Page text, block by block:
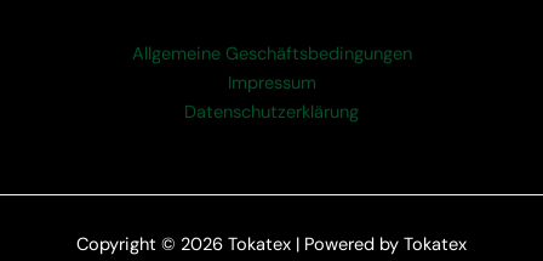
Allgemeine Geschäftsbedingungen
Impressum
Datenschutzerklärung
Copyright © 2026 Tokatex | Powered by Tokatex